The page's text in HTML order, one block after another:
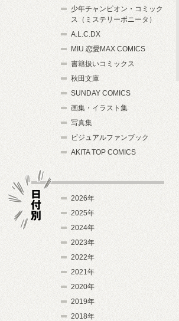
少年チャンピオン・コミック
ス（ミステリーボニータ）
A.L.C.DX
MIU 恋愛MAX COMICS
書籍扱いコミックス
秋田文庫
SUNDAY COMICS
画集・イラスト集
写真集
ビジュアルファンブック
AKITA TOP COMICS
2026年
2025年
2024年
2023年
2022年
2021年
2020年
2019年
2018年